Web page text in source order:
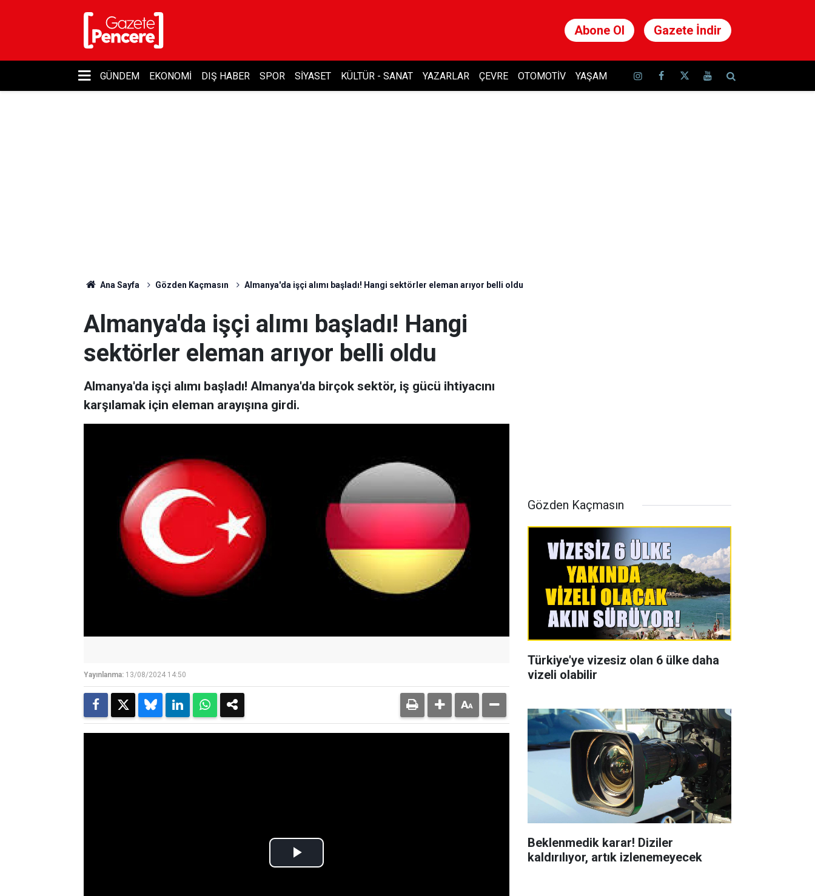
Abone Ol Gazete İndir
GÜNDEM EKONOMI DIŞ HABER SPOR SIYASET KÜLTÜR - SANAT YAZARLAR ÇEVRE OTOMOTIV YAŞAM
Ana Sayfa Gözden Kaçmasın Almanya'da işçi alımı başladı! Hangi sektörler eleman arıyor belli oldu
Almanya'da işçi alımı başladı! Hangi
sektörler eleman arıyor belli oldu
Almanya'da işçi alımı başladı! Almanya'da birçok sektör, iş gücü ihtiyacını
karşılamak için eleman arayışına girdi.
Yayınlanma: 13/08/2024 14:50
Gözden Kaçmasın
Türkiye'ye vizesiz olan 6 ülke daha
vizeli olabilir
Beklenmedik karar! Diziler
kaldırılıyor, artık izlenemeyecek